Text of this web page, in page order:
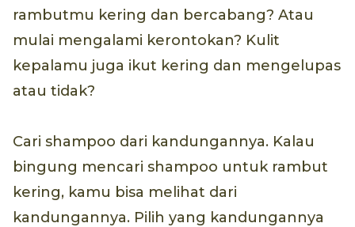
rambutmu kering dan bercabang? Atau
mulai mengalami kerontokan? Kulit
kepalamu juga ikut kering dan mengelupas
atau tidak?
Cari shampoo dari kandungannya. Kalau
bingung mencari shampoo untuk rambut
kering, kamu bisa melihat dari
kandungannya. Pilih yang kandungannya